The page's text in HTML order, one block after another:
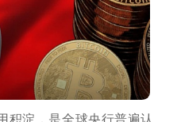
积淀，是全球央行普遍认